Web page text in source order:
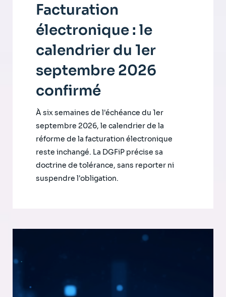
Facturation
électronique : le
calendrier du 1er
septembre 2026
confirmé
À six semaines de l'échéance du 1er
septembre 2026, le calendrier de la
réforme de la facturation électronique
reste inchangé. La DGFiP précise sa
doctrine de tolérance, sans reporter ni
suspendre l'obligation.